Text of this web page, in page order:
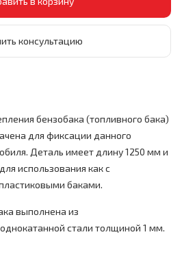
консультацию
бензобака (топливного бака)
для фиксации данного
Деталь имеет длину 1250 мм и
использования как с
баками.
выполнена из
стали толщиной 1 мм.